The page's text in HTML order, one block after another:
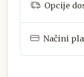
Opcije
Načini